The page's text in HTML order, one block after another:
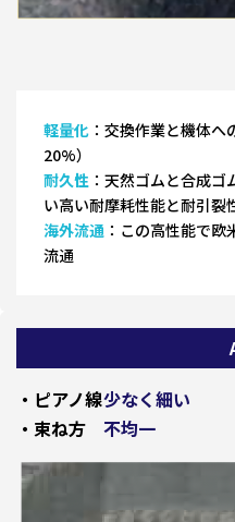
軽量化 ：交換作業と機体
20%）
耐久性 ：天然ゴムと合成
い高い耐摩耗性能と耐引裂
海外流通 ：この高性能で
流通
・ピアノ線少なく細い
・束ね方
不均一